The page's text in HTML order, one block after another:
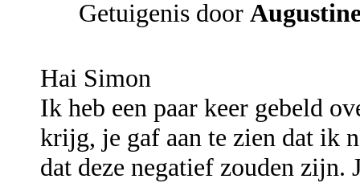
Getuigenis door
Hai Simon
Ik heb een paar keer gebeld
krijg, je gaf aan te zien dat ik
dat deze negatief zouden